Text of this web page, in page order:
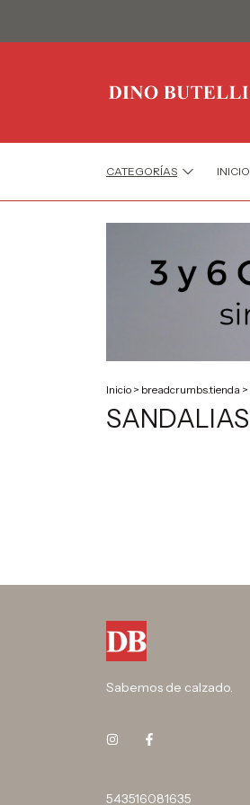
CATEGORÍAS INICIO
Inicio > breadcrumbs.tienda >
SANDALIAS
Sabemos de calzado.
543516081635